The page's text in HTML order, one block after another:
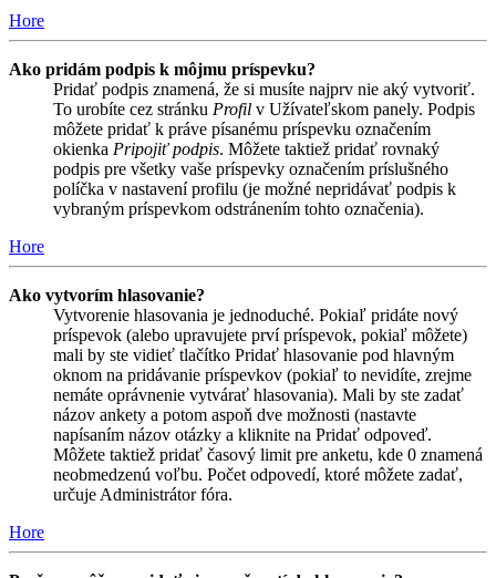
Hore
Ako pridám podpis k môjmu príspevku?
Pridať podpis znamená, že si musíte najprv nie aký vytvoriť.
To urobíte cez stránku Profil v Užívateľskom panely. Podpis
môžete pridať k práve písanému príspevku označením
okienka Pripojiť podpis. Môžete taktiež pridať rovnaký
podpis pre všetky vaše príspevky označením príslušného
políčka v nastavení profilu (je možné nepridávať podpis k
vybraným príspevkom odstránením tohto označenia).
Hore
Ako vytvorím hlasovanie?
Vytvorenie hlasovania je jednoduché. Pokiaľ pridáte nový
príspevok (alebo upravujete prví príspevok, pokiaľ môžete)
mali by ste vidieť tlačítko Pridať hlasovanie pod hlavným
oknom na pridávanie príspevkov (pokiaľ to nevidíte, zrejme
nemáte oprávnenie vytvárať hlasovania). Mali by ste zadať
názov ankety a potom aspoň dve možnosti (nastavte
napísaním názov otázky a kliknite na Pridať odpoveď.
Môžete taktiež pridať časový limit pre anketu, kde 0 znamená
neobmedzenú voľbu. Počet odpovedí, ktoré môžete zadať,
určuje Administrátor fóra.
Hore